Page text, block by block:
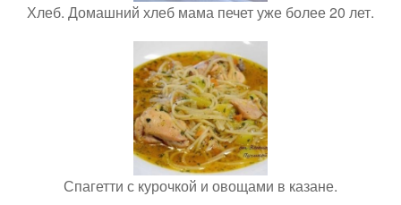
Хлеб. Домашний хлеб мама печет уже более 20 лет.
Спагетти с курочкой и овощами в казане.